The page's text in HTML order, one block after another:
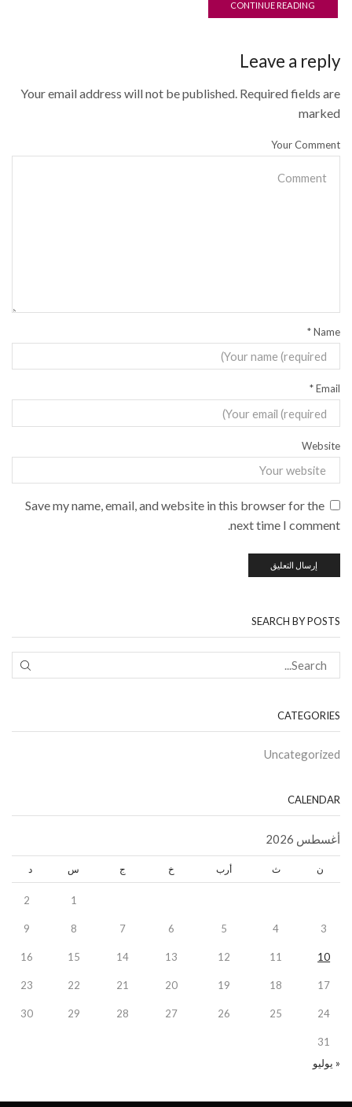
CONTINUE READING
Leave a reply
Your email address will not be published. Required fields are
marked
Your Comment
Name
*
Email
*
Website
Save my name, email, and website in this browser for the
next time I comment.
SEARCH BY POSTS
CATEGORIES
Uncategorized
CALENDAR
أغسطس 2026
ن ث أرب خ ج س د
1
2
3
4
5
6
7
8
9
10
11
12
13
14
15
16
17
18
19
20
21
22
23
24
25
26
27
28
29
30
31
« يوليو